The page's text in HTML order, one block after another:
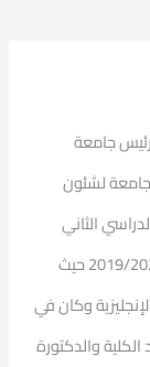
جامعة
لشئون
الثاني
للسنوات النهائية لكليات الجامعة للعام الجامعي 2019/2020 حيث
وكان في
والدكتورة